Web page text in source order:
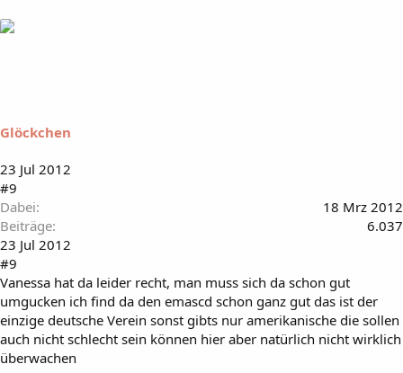
Glöckchen
23 Jul 2012
#9
Dabei
18 Mrz 2012
Beiträge
6.037
23 Jul 2012
#9
Vanessa hat da leider recht, man muss sich da schon gut
umgucken ich find da den emascd schon ganz gut das ist der
einzige deutsche Verein sonst gibts nur amerikanische die sollen
auch nicht schlecht sein können hier aber natürlich nicht wirklich
überwachen